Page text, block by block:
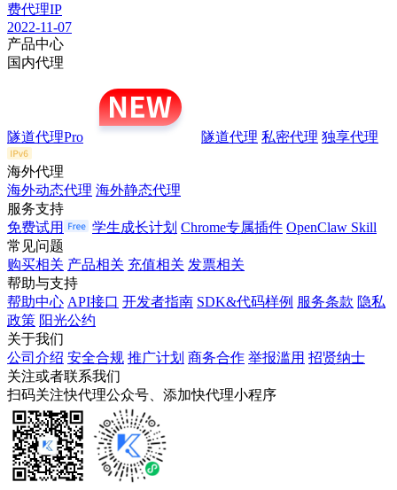
费代理IP
2022-11-07
产品中心
国内代理
隧道代理Pro 隧道代理 私密代理 独享代理
海外代理
海外动态代理 海外静态代理
服务支持
免费试用
学生成长计划 Chrome专属插件 OpenClaw Skill
常见问题
购买相关 产品相关 充值相关 发票相关
帮助与支持
帮助中心 API接口 开发者指南 SDK&代码样例 服务条款 隐私
政策 阳光公约
关于我们
公司介绍 安全合规 推广计划 商务合作 举报滥用 招贤纳士
关注或者联系我们
扫码关注快代理公众号、添加快代理小程序